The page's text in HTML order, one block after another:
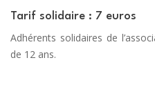
Tarif solidaire : 7 euros
Adhérents solidaires de
de 12 ans.